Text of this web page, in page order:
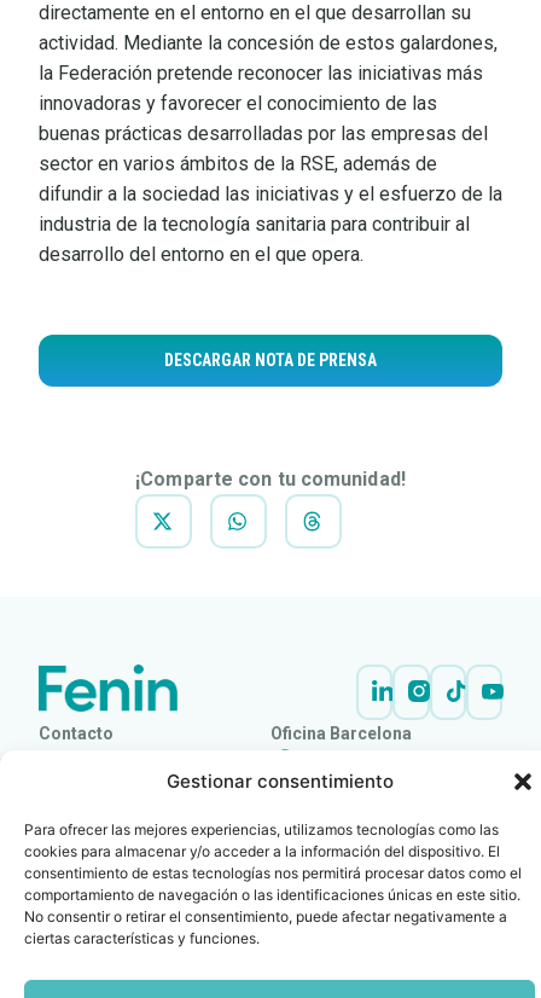
Gestionar consentimiento
Para ofrecer las mejores experiencias, utilizamos tecnologías como las
cookies para almacenar y/o acceder a la información del dispositivo. El
consentimiento de estas tecnologías nos permitirá procesar datos como el
comportamiento de navegación o las identificaciones únicas en este sitio.
No consentir o retirar el consentimiento, puede afectar negativamente a
ciertas características y funciones.
directamente en el entorno en el que desarrollan su
actividad. Mediante la concesión de estos galardones,
la Federación pretende reconocer las iniciativas más
innovadoras y favorecer el conocimiento de las
buenas prácticas desarrolladas por las empresas del
sector en varios ámbitos de la RSE, además de
difundir a la sociedad las iniciativas y el esfuerzo de la
industria de la tecnología sanitaria para contribuir al
desarrollo del entorno en el que opera.
DESCARGAR NOTA DE PRENSA
¡Comparte con tu comunidad!
Contacto
28001
915 759 800
Oficina Barcelona
1º, 3ª 08006
Copyright © 2025 FENIN |
Todos los derechos
reservados
Política
de
privacidad
Cookies
|Aviso
legal
SIIF(Canal
de
denuncias)
Políticas
y